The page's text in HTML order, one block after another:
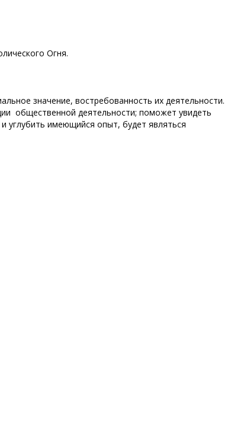
Огня.
значение, востребованность их деятельности.
общественной деятельности; поможет увидеть
углубить имеющийся опыт, будет являться